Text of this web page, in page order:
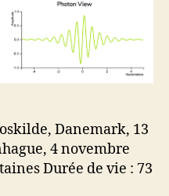
Danemark, 13
4 novembre
Durée de vie : 73